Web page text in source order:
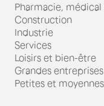
Pharmacie,
Construction
Industrie
Services
Loisirs et bien-être
Grandes entreprises
Petites et